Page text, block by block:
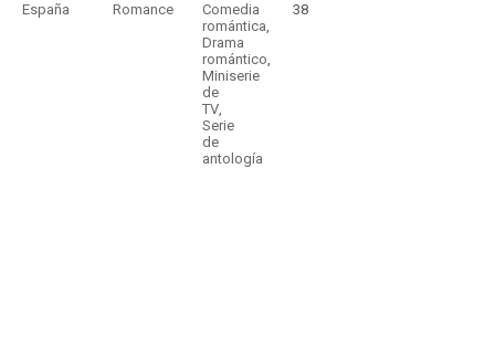
España Romance
Comedia
romántica,
Drama
romántico,
Miniserie
de
TV,
Serie
de
antología
38